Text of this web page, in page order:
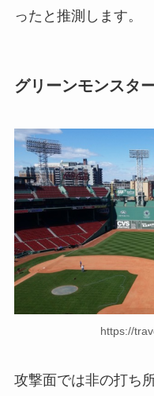
ったと推測します。
グリーンモンスタ
https://
攻撃面では非の打ち